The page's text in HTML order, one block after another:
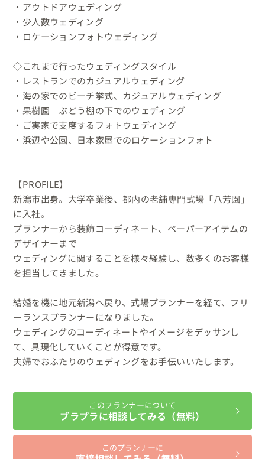
・アウトドアウェディング
・少人数ウェディング
・ロケーションフォトウェディング
◇これまで行ったウェディングスタイル
・レストランでのカジュアルウェディング
・海の家でのビーチ挙式、カジュアルウェディング
・果樹園　ぶどう棚の下でのウェディング
・ご実家で支度するフォトウェディング
・浜辺や公園、日本家屋でのロケーションフォト
【PROFILE】
新潟市出身。大学卒業後、都内の老舗専門式場「八芳園」
に入社。
プランナーから装飾コーディネート、ペーパーアイテムの
デザイナーまで
ウェディングに関することを様々経験し、数多くのお客様
を担当してきました。
結婚を機に地元新潟へ戻り、式場プランナーを経て、フリ
ーランスプランナーになりました。
ウェディングのコーディネートやイメージをデッサンし
て、具現化していくことが得意です。
夫婦でおふたりのウェディングをお手伝いいたします。
このプランナーについて
ブラプラに相談してみる（無料）
このプランナーに